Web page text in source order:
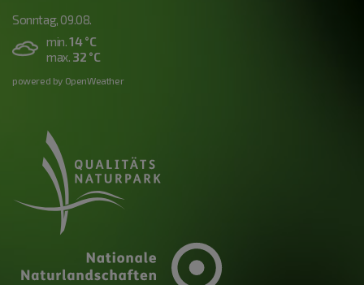
Sonntag, 09.08.
min.14 °C
max. 32 °C
powered by OpenWeather